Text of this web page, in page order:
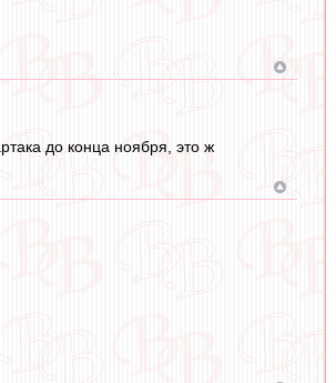
до конца ноября, это ж